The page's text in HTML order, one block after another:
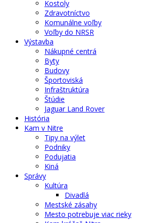
Kostoly
Zdravotníctvo
Komunálne voľby
Voľby do NRSR
Výstavba
Nákupné centrá
Byty
Budovy
Športoviská
Infraštruktúra
Štúdie
Jaguar Land Rover
História
Kam v Nitre
Tipy na výlet
Podniky
Podujatia
Kiná
Správy
Kultúra
Divadlá
Mestské zásahy
Mesto potrebuje viac rieky